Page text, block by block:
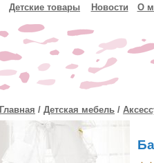
Детские товары Новости О
Главная / Детская мебель /